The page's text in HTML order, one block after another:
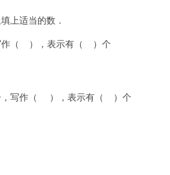
上适当的数．
（ ），表示有（ ）个
写作（ ），表示有（ ）个